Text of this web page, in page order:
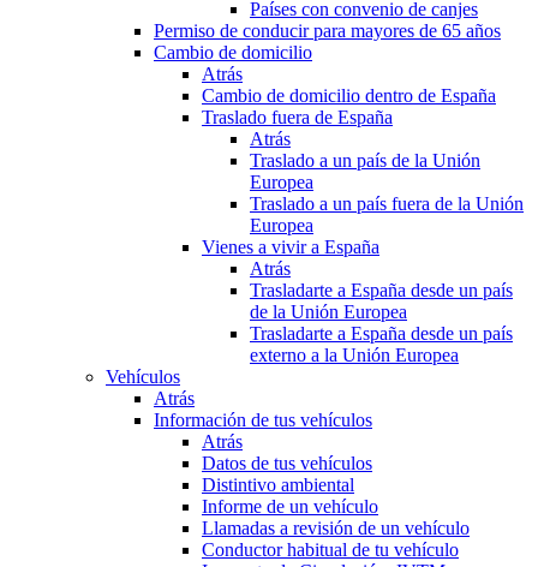
Países con convenio de canjes
Permiso de conducir para mayores de 65 años
Cambio de domicilio
Atrás
Cambio de domicilio dentro de España
Traslado fuera de España
Atrás
Traslado a un país de la Unión
Europea
Traslado a un país fuera de la Unión
Europea
Vienes a vivir a España
Atrás
Trasladarte a España desde un país
de la Unión Europea
Trasladarte a España desde un país
externo a la Unión Europea
Vehículos
Atrás
Información de tus vehículos
Atrás
Datos de tus vehículos
Distintivo ambiental
Informe de un vehículo
Llamadas a revisión de un vehículo
Conductor habitual de tu vehículo